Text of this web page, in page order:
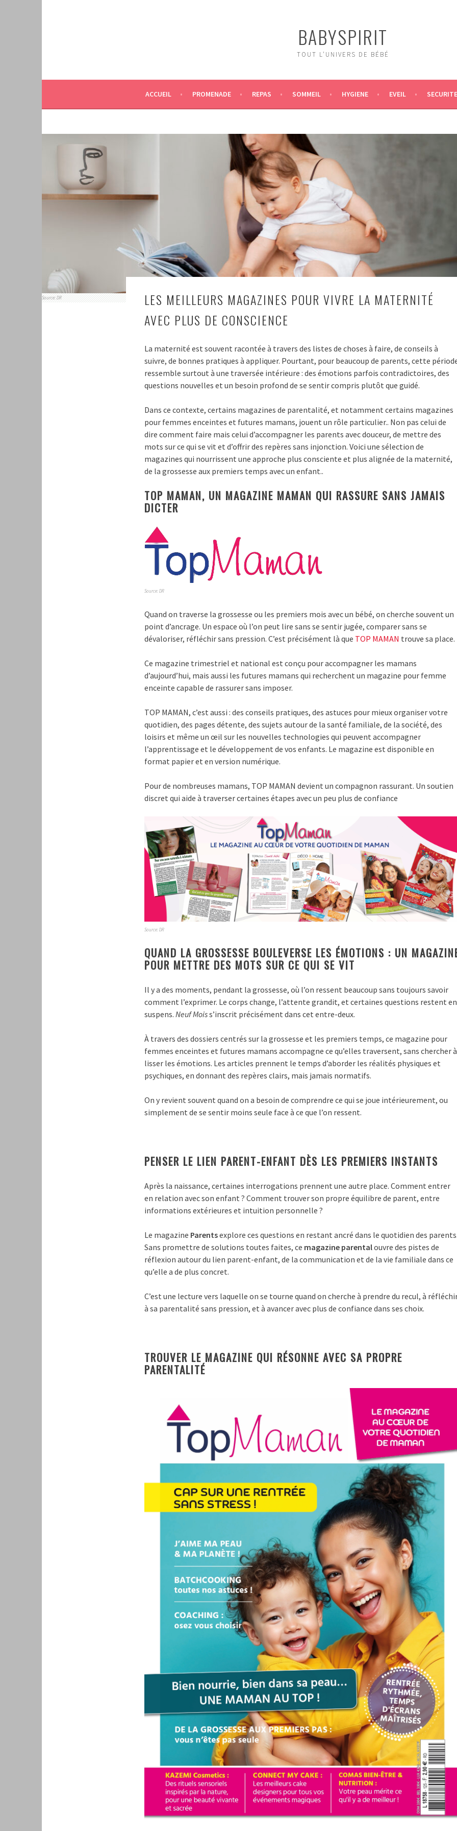
BABYSPIRIT
TOUT L'UNIVERS DE BÉBÉ
ACCUEIL PROMENADE REPAS SOMMEIL HYGIENE EVEIL SECURITE
Source: DR
LES MEILLEURS MAGAZINES POUR VIVRE LA MATERNITÉ
AVEC PLUS DE CONSCIENCE
La maternité est souvent racontée à travers des listes de choses à faire, de conseils à
suivre, de bonnes pratiques à appliquer. Pourtant, pour beaucoup de parents, cette
ressemble surtout à une traversée intérieure : des émotions parfois contradictoires, des
questions nouvelles et un besoin profond de se sentir compris plutôt que guidé.
Dans ce contexte, certains magazines de parentalité, et notamment certains magazines
pour femmes enceintes et futures mamans, jouent un rôle particulier.. Non pas celui de
dire comment faire mais celui d’accompagner les parents avec douceur, de mettre des
mots sur ce qui se vit et d’offrir des repères sans injonction. Voici une sélection de
magazines qui nourrissent une approche plus consciente et plus alignée de la maternité,
de la grossesse aux premiers temps avec un enfant..
TOP MAMAN, UN MAGAZINE MAMAN QUI RASSURE SANS JAMAIS
DICTER
Source: DR
Quand on traverse la grossesse ou les premiers mois avec un bébé, on cherche souvent un
point d’ancrage. Un espace où l’on peut lire sans se sentir jugée, comparer sans se
dévaloriser, réfléchir sans pression. C’est précisément là que TOP MAMAN trouve sa place.
Ce magazine trimestriel et national est conçu pour accompagner les mamans
d’aujourd’hui, mais aussi les futures mamans qui recherchent un magazine pour femme
enceinte capable de rassurer sans imposer.
TOP MAMAN, c’est aussi : des conseils pratiques, des astuces pour mieux organiser votre
quotidien, des pages détente, des sujets autour de la santé familiale, de la société, des
loisirs et même un œil sur les nouvelles technologies qui peuvent accompagner
l’apprentissage et le développement de vos enfants. Le magazine est disponible en
format papier et en version numérique.
Pour de nombreuses mamans, TOP MAMAN devient un compagnon rassurant. Un soutien
discret qui aide à traverser certaines étapes avec un peu plus de confiance
Source: DR
QUAND LA GROSSESSE BOULEVERSE LES ÉMOTIONS : UN
POUR METTRE DES MOTS SUR CE QUI SE VIT
Il y a des moments, pendant la grossesse, où l’on ressent beaucoup sans toujours savoir
comment l’exprimer. Le corps change, l’attente grandit, et certaines questions restent en
suspens. Neuf Moiss’inscrit précisément dans cet entre-deux.
À travers des dossiers centrés sur la grossesse et les premiers temps, ce magazine pour
femmes enceintes et futures mamans accompagne ce qu’elles traversent, sans chercher à
lisser les émotions. Les articles prennent le temps d’aborder les réalités physiques et
psychiques, en donnant des repères clairs, mais jamais normatifs.
On y revient souvent quand on a besoin de comprendre ce qui se joue intérieurement, ou
simplement de se sentir moins seule face à ce que l’on ressent.
PENSER LE LIEN PARENT-ENFANT DÈS LES PREMIERS INSTANTS
Après la naissance, certaines interrogations prennent une autre place. Comment entrer
en relation avec son enfant ? Comment trouver son propre équilibre de parent, entre
informations extérieures et intuition personnelle ?
Le magazine Parentsexplore ces questions en restant ancré dans le quotidien des
Sans promettre de solutions toutes faites, ce magazine parentalouvre des pistes de
réflexion autour du lien parent-enfant, de la communication et de la vie familiale dans ce
qu’elle a de plus concret.
C’est une lecture vers laquelle on se tourne quand on cherche à prendre du recul, à
à sa parentalité sans pression, et à avancer avec plus de confiance dans ses choix.
TROUVER LE MAGAZINE QUI RÉSONNE AVEC SA PROPRE
PARENTALITÉ